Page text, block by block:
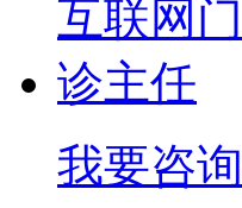
我要咨询